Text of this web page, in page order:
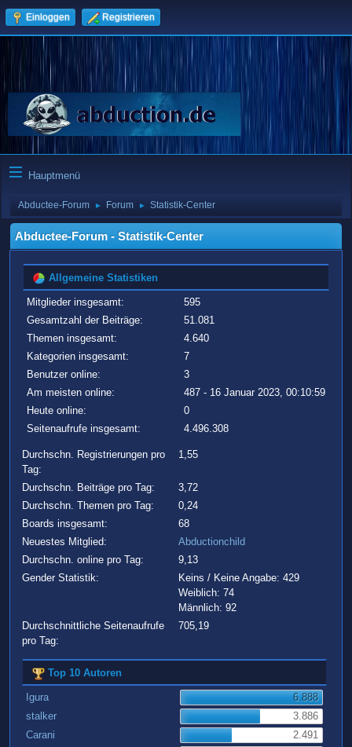
Einloggen Registrieren
Hauptmenü
Abductee-Forum ► Forum ► Statistik-Center
Abductee-Forum - Statistik-Center
Allgemeine Statistiken
Mitglieder insgesamt:
595
Gesamtzahl der Beiträge:
51.081
Themen insgesamt:
4.640
Kategorien insgesamt:
7
Benutzer online:
3
Am meisten online:
487 - 16 Januar 2023, 00:10:59
Heute online:
0
Seitenaufrufe insgesamt:
4.496.308
Durchschn. Registrierungen pro
Tag:
1,55
Durchschn. Beiträge pro Tag:
3,72
Durchschn. Themen pro Tag:
0,24
Boards insgesamt:
68
Neuestes Mitglied:
Abductionchild
Durchschn. online pro Tag:
9,13
Gender Statistik:
Keins / Keine Angabe: 429
Weiblich: 74
Männlich: 92
Durchschnittliche Seitenaufrufe
pro Tag:
705,19
Top 10 Autoren
Igura
6.888
stalker
3.886
Carani
2.491